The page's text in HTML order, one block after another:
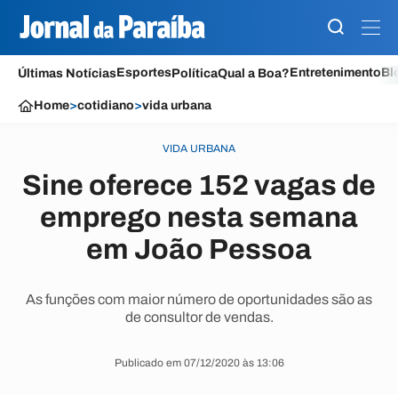
Últimas NotíciasEsportesPolíticaQual a Boa?Entretenimento
Home>cotidiano>vida urbana
VIDA URBANA
Sine oferece 152 vagas de
emprego nesta semana
em João Pessoa
As funções com maior número de oportunidades são as
de consultor de vendas.
Publicado em 07/12/2020 às 13:06